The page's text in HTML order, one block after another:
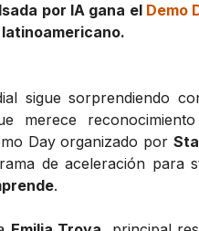
por IA gana el Demo
sigue sorprendiendo
merece
Day organizado por
de aceleración para
.